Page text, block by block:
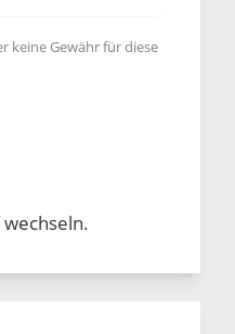
keine Gewähr für diese